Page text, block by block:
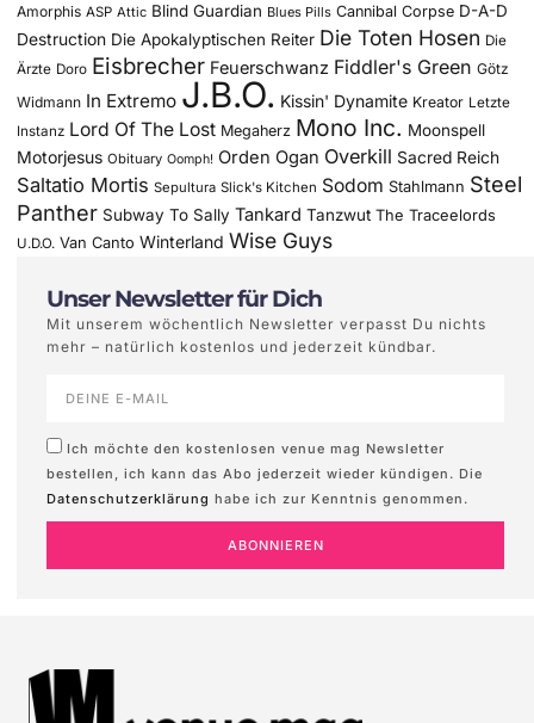
Amorphis ASP Attic Blind Guardian Blues Pills Cannibal Corpse D-A-D
Destruction Die Apokalyptischen Reiter Die Toten Hosen Die
Ärzte Doro Eisbrecher Feuerschwanz Fiddler's Green Götz
Widmann In Extremo J.B.O. Kissin' Dynamite Kreator Letzte
Instanz Lord Of The Lost Megaherz Mono Inc. Moonspell
Motorjesus Obituary Oomph! Orden Ogan Overkill Sacred Reich
Saltatio Mortis Sepultura Slick's Kitchen Sodom Stahlmann Steel
Panther Subway To Sally Tankard Tanzwut The Traceelords
U.D.O. Van Canto Winterland Wise Guys
Unser Newsletter für Dich
Mit unserem wöchentlich Newsletter verpasst Du nichts
mehr – natürlich kostenlos und jederzeit kündbar.
Ich möchte den kostenlosen venue mag Newsletter
bestellen, ich kann das Abo jederzeit wieder kündigen. Die
Datenschutzerklärung habe ich zur Kenntnis genommen.
ABONNIEREN